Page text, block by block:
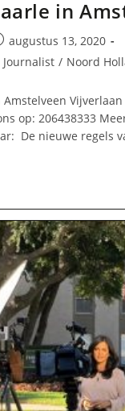
in
augustus 13, 2020
Journalist / Noord
Amstelveen Vijverlaan
op: 206438333
De nieuwe regels